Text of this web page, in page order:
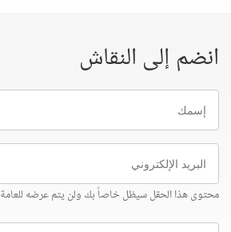
انضم إلى النقاش
إسمك
البريد
الإلكتروني
محتوى هذا الحقل سيظل خاصاً بك ولن يتم عرضه للعامة